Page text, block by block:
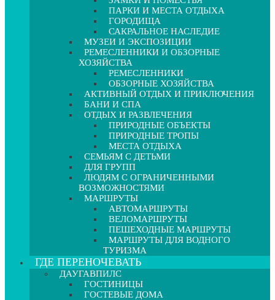
ПАРКИ И МЕСТА ОТДЫХА
ГОРОДИЩА
САКРАЛЬНОЕ НАСЛЕДИЕ
МУЗЕИ И ЭКСПОЗИЦИИ
РЕМЕСЛЕННИКИ И ОБЗОРНЫЕ
ХОЗЯЙСТВА
РЕМЕСЛЕННИКИ
ОБЗОРНЫЕ ХОЗЯЙСТВА
АКТИВНЫЙ ОТДЫХ И ПРИКЛЮЧЕНИЯ
БАНИ И СПА
ОТДЫХ И РАЗВЛЕЧЕНИЯ
ПРИРОДНЫЕ ОБЪЕКТЫ
ПРИРОДНЫЕ ТРОПЫ
МЕСТА ОТДЫХА
СЕМЬЯМ С ДЕТЬМИ
ДЛЯ ГРУПП
ЛЮДЯМ С ОГРАНИЧЕННЫМИ
ВОЗМОЖНОСТЯМИ
МАРШРУТЫ
АВТОМАРШРУТЫ
ВЕЛОМАРШРУТЫ
ПЕШЕХОДНЫЕ МАРШРУТЫ
МАРШРУТЫ ДЛЯ ВОДНОГО
ТУРИЗМА
ГДЕ ПЕРЕНОЧЕВАТЬ
ДАУГАВПИЛС
ГОСТИНИЦЫ
ГОСТЕВЫЕ ДОМА